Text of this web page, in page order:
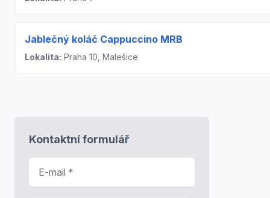
Jablečný koláč Cappuccino MRB
Lokalita: Praha 10, Malešice
Kontaktní formulář